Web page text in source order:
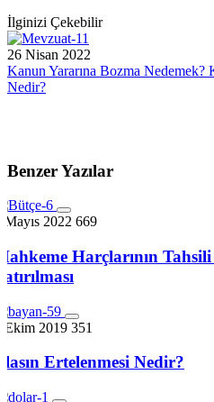
İlginizi Çekebilir
26 Nisan 2022
Kanun Yararına Bozma Nedemek?
Nedir?
Benzer Yazılar
Mayıs 2022 669
Harçlarının
Ekim 2019 351
Ertelenmesi Nedir?